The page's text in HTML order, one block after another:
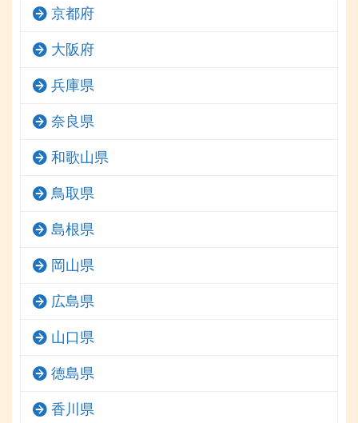
京都府
大阪府
兵庫県
奈良県
和歌山県
鳥取県
島根県
岡山県
広島県
山口県
徳島県
香川県